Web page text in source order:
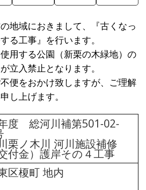
地域におきまして、『古くなっ
る工事』を行います。
用する公園（新栗の木緑地）の
立入禁止となります。
便をおかけ致しますが、ご理解
し上げます。
度 総河川補第501-02-
栗ノ木川 河川施設補修
付金）護岸その４工事
区榎町 地内